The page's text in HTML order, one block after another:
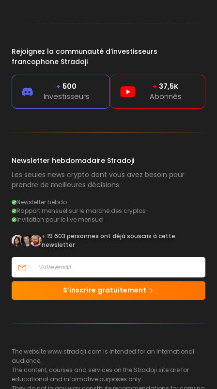
Rejoignez la communauté d’investisseurs
francophone Stradoji
+ 500
Investisseurs
+ 37,5K
Abonnés
Newsletter hebdomadaire Stradoji
Les seules news crypto dont vous avez besoin pour
prendre de meilleures décisions.
Newsletter hebdo
Rapport mensuel sur le marché des cryptos
Invitation pour le live mensuel
+ 19 603 personnes ont déjà souscris à cette
newsletter
S’inscrire gratuitement
The website www.stradoji.com is intended for an international
audience.
The content, courses and services on the Stradoji site are for
educational and informative purposes only.